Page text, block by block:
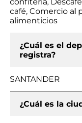
café, Comercio al
alimenticios
¿Cuál es el
registra?
SANTANDER
¿Cuál es la